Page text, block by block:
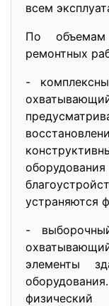
всем
По
ремонтных
-
устраняются
-
элементы